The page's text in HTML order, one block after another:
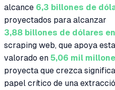
alcance 6,3 billones de
proyectados para alcanzar
3,88 billones de dólares
scraping web, que apoya
valorado en 5,06 mil
proyecta que crezca
papel crítico de una